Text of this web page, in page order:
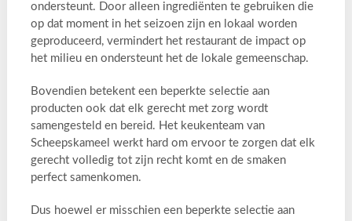
ondersteunt. Door alleen ingrediënten te gebruiken die
op dat moment in het seizoen zijn en lokaal worden
geproduceerd, vermindert het restaurant de impact op
het milieu en ondersteunt het de lokale gemeenschap.
Bovendien betekent een beperkte selectie aan
producten ook dat elk gerecht met zorg wordt
samengesteld en bereid. Het keukenteam van
Scheepskameel werkt hard om ervoor te zorgen dat elk
gerecht volledig tot zijn recht komt en de smaken
perfect samenkomen.
Dus hoewel er misschien een beperkte selectie aan